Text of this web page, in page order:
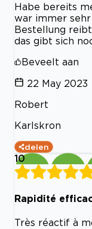
Habe bereits
war immer
Bestellung
das gibt sich
Beveelt aan
22 May 2023
Robert
Karlskron
delen
10
Rapidité
Très réactif à